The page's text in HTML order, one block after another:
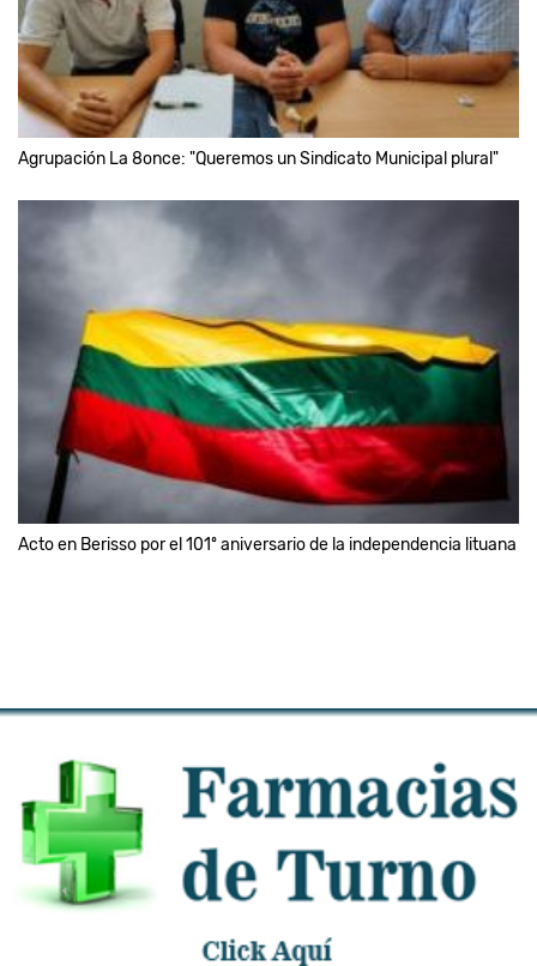
Agrupación La 8once: "Queremos un Sindicato Municipal plural"
Acto en Berisso por el 101º aniversario de la independencia lituana